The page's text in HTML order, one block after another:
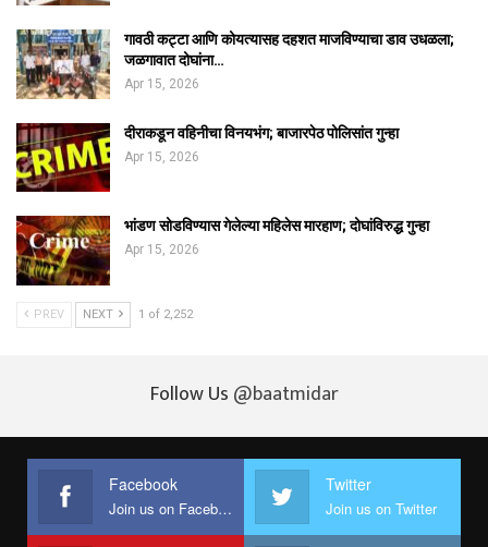
गावठी कट्टा आणि कोयत्यासह दहशत माजविण्याचा डाव उधळला;
जळगावात दोघांना…
Apr 15, 2026
दीराकडून वहिनीचा विनयभंग; बाजारपेठ पोलिसांत गुन्हा
Apr 15, 2026
भांडण सोडविण्यास गेलेल्या महिलेस मारहाण; दोघांविरुद्ध गुन्हा
Apr 15, 2026
PREV NEXT 1 of 2,252
Follow Us @baatmidar
Facebook
Join us on Facebook
Twitter
Join us on Twitter